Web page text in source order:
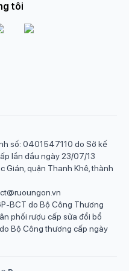
tôi
số: 0401547110 do Sở kế
lần đầu ngày 23/07/13
Gián, quận Thanh Khê, thành
BCT do Bộ Công Thương
phối rượu cấp sửa đổi bổ
Bộ Công thương cấp ngày